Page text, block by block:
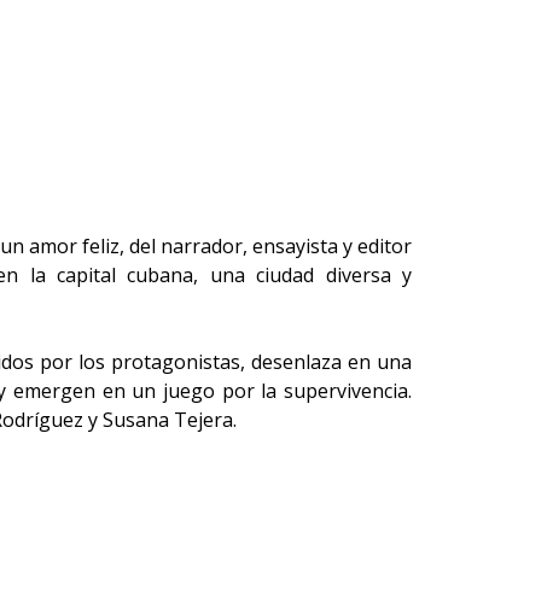
amor feliz, del narrador, ensayista y editor
la capital cubana, una ciudad diversa y
por los protagonistas, desenlaza en una
en un juego por la supervivencia.
y Susana Tejera.